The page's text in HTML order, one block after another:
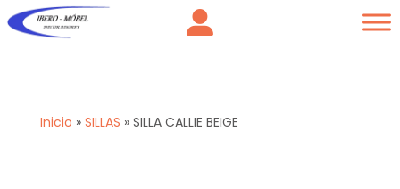
Inicio » SILLAS » SILLA CALLIE BEIGE